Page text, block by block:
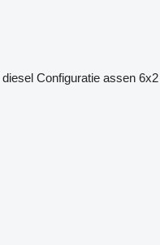
diesel Configuratie assen 6x2